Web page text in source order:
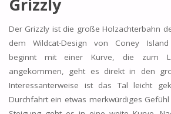
Der Grizzly ist die große Holzachterbahn
dem Wildcat-Design von Coney
beginnt mit einer Kurve, die zum
angekommen, geht es direkt in den
Interessanterweise ist das Tal leicht
Durchfahrt ein etwas merkwürdiges